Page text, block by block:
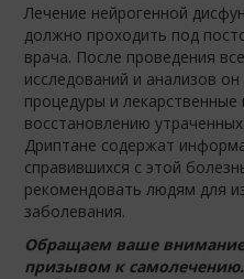
Лечение нейрогенной
должно проходить под
врача. После проведения
исследований и анализов
процедуры и
восстановлению
Дриптане содержат
справившихся с этой
рекомендовать людям для
заболевания.
Обращаем ваше внимание!
призывом к